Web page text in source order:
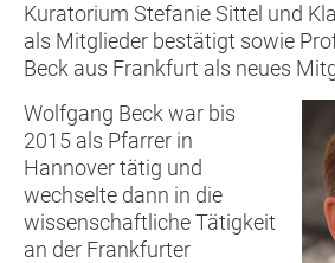
Kuratorium Stefanie Sittel und
als Mitglieder bestätigt sowie
Beck aus Frankfurt als neues
Wolfgang Beck war bis
2015 als Pfarrer in
Hannover tätig und
wechselte dann in die
wissenschaftliche Tätigkeit
an der Frankfurter